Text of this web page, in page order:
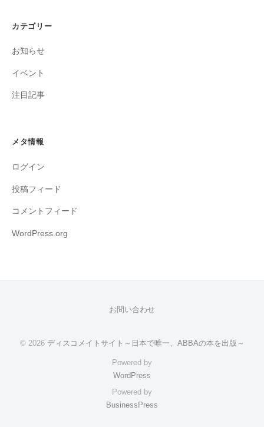
カテゴリー
お知らせ
イベント
注目記事
メタ情報
ログイン
投稿フィード
コメントフィード
WordPress.org
お問い合わせ
© 2026 ディスコメイトサイト～日本で唯一、ABBAの本を出版～
Powered by
WordPress
Powered by
BusinessPress